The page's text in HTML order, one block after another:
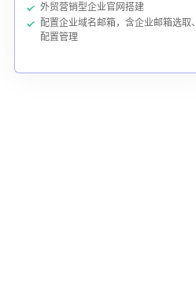
外贸营销型企业官网搭建
配置企业域名邮箱，含企业邮箱选取、
配置管理